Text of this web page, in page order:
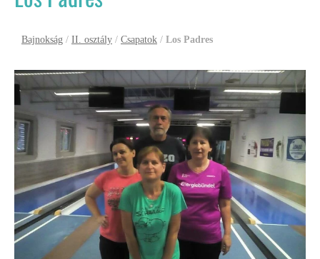
Bajnokság / II. osztály / Csapatok / Los Padres